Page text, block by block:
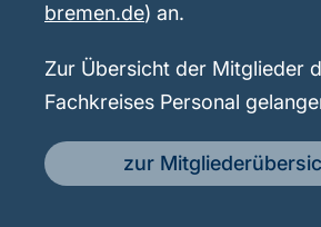
bremen.de) an.
Zur Übersicht der Mitglieder
Fachkreises Personal
zur